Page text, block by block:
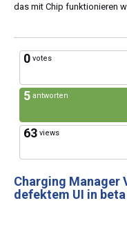
das mit Chip funktionieren
0 votes
5 antworten
63 views
Charging Manager
defektem UI in